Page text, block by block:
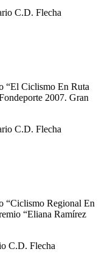
C.D. Flecha
“El Ciclismo En Ruta
2007. Gran
C.D. Flecha
“Ciclismo Regional En
“Eliana Ramírez
C.D. Flecha